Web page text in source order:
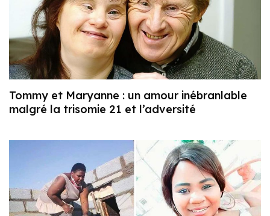
Tommy et Maryanne : un amour inébranlable
malgré la trisomie 21 et l’adversité